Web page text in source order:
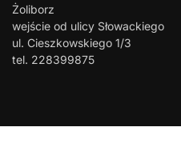
Żoliborz
wejście od ulicy Słowackiego
ul. Cieszkowskiego 1/3
tel. 228399875